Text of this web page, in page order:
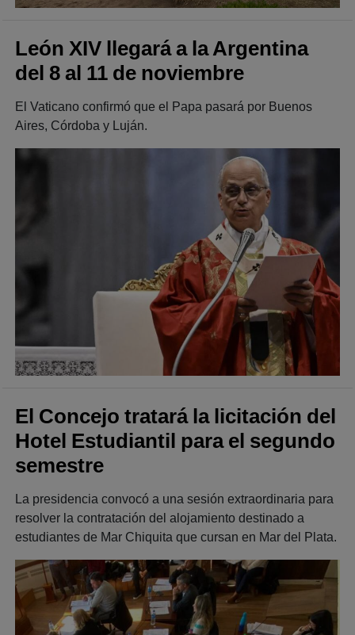
León XIV llegará a la Argentina
del 8 al 11 de noviembre
El Vaticano confirmó que el Papa pasará por Buenos
Aires, Córdoba y Luján.
El Concejo tratará la licitación del
Hotel Estudiantil para el segundo
semestre
La presidencia convocó a una sesión extraordinaria para
resolver la contratación del alojamiento destinado a
estudiantes de Mar Chiquita que cursan en Mar del Plata.